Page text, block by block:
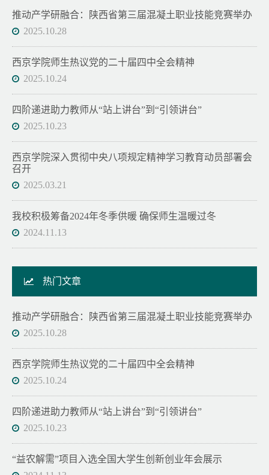
推动产学研融合：陕西省第三届混凝土职业技能竞赛举办
2025.10.28
西京学院师生热议党的二十届四中全会精神
2025.10.24
四阶递进助力教师从“站上讲台”到“引领讲台”
2025.10.23
西京学院深入贯彻中央八项规定精神学习教育动员部署会
召开
2025.03.21
我校积极筹备2024年冬季供暖 确保师生温暖过冬
2024.11.13
热门文章
推动产学研融合：陕西省第三届混凝土职业技能竞赛举办
2025.10.28
西京学院师生热议党的二十届四中全会精神
2025.10.24
四阶递进助力教师从“站上讲台”到“引领讲台”
2025.10.23
“益农解需”项目入选全国大学生创新创业年会展示